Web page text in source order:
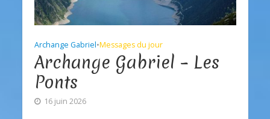
Archange Gabriel•Messages du jour
Archange Gabriel – Les
Ponts
16 juin 2026